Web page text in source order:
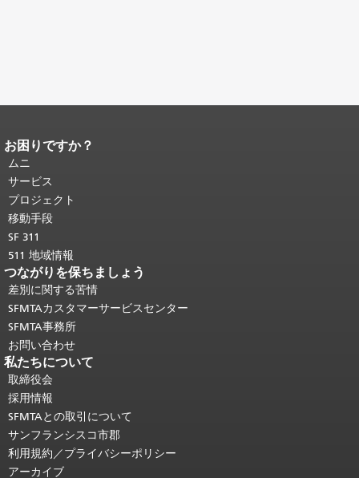
ページコンテンツの終わり。
ジの残りの部分はすべてのページで繰
り返されます。
頭に戻る。
お困りですか？
ムニ
サービス
プロジェクト
移動手段
SF 311
511 地域情報
つながりを保ちましょう
差別に関する苦情
SFMTAカスタマーサービスセンター
SFMTA事務所
お問い合わせ
私たちについて
取締役会
採用情報
SFMTAとの取引について
サンフランシスコ市郡
利用規約／プライバシーポリシー
アーカイブ